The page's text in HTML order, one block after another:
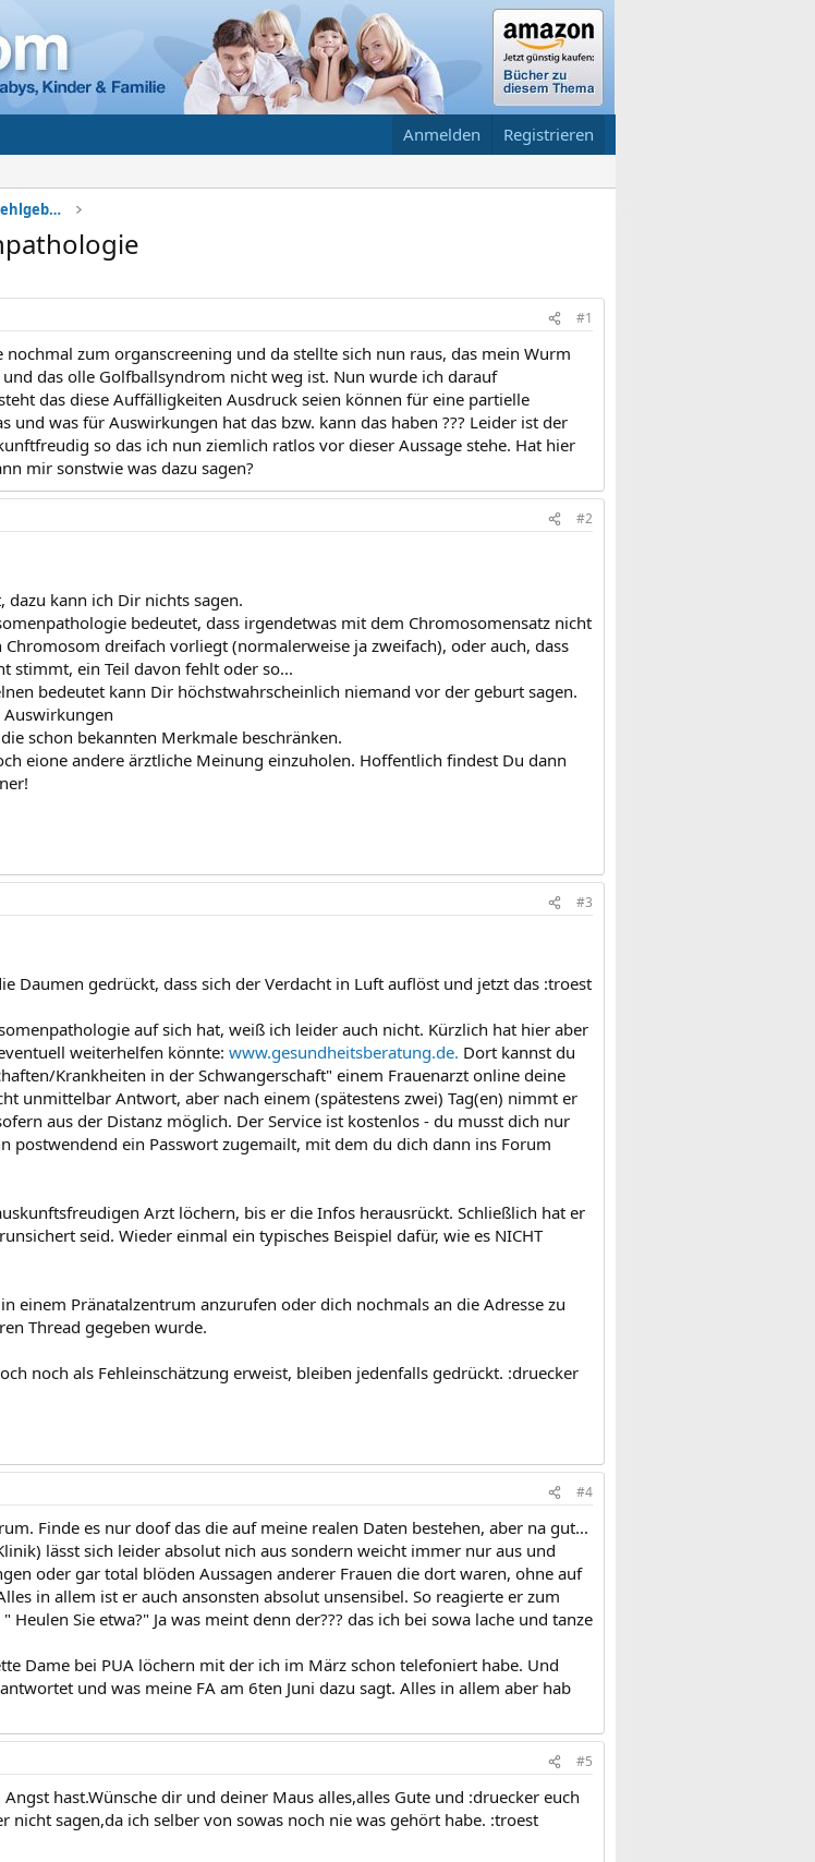
Anmelden Registrieren
Komplikationen, Frühgeburt und Fehlgeburt
#1
zum organscreening und da stellte sich nun raus, das mein Wurm
das olle Golfballsyndrom nicht weg ist. Nun wurde ich darauf
das diese Auffälligkeiten Ausdruck seien können für eine partielle
und was für Auswirkungen hat das bzw. kann das haben ??? Leider ist der
so das ich nun ziemlich ratlos vor dieser Aussage stehe. Hat hier
mir sonstwie was dazu sagen?
#2
kann ich Dir nichts sagen.
bedeutet, dass irgendetwas mit dem Chromosomensatz nicht
dreifach vorliegt (normalerweise ja zweifach), oder auch, dass
stimmt, ein Teil davon fehlt oder so...
bedeutet kann Dir höchstwahrscheinlich niemand vor der geburt sagen.
Auswirkungen
schon bekannten Merkmale beschränken.
eione andere ärztliche Meinung einzuholen. Hoffentlich findest Du dann
#3
Daumen gedrückt, dass sich der Verdacht in Luft auflöst und jetzt das :troest
auf sich hat, weiß ich leider auch nicht. Kürzlich hat hier aber
weiterhelfen könnte: www.gesundheitsberatung.de. Dort kannst du
Krankheiten in der Schwangerschaft" einem Frauenarzt online deine
unmittelbar Antwort, aber nach einem (spätestens zwei) Tag(en) nimmt er
aus der Distanz möglich. Der Service ist kostenlos - du musst dich nur
postwendend ein Passwort zugemailt, mit dem du dich dann ins Forum
Arzt löchern, bis er die Infos herausrückt. Schließlich hat er
seid. Wieder einmal ein typisches Beispiel dafür, wie es NICHT
einem Pränatalzentrum anzurufen oder dich nochmals an die Adresse zu
Thread gegeben wurde.
noch als Fehleinschätzung erweist, bleiben jedenfalls gedrückt. :druecker
#4
Finde es nur doof das die auf meine realen Daten bestehen, aber na gut...
lässt sich leider absolut nich aus sondern weicht immer nur aus und
oder gar total blöden Aussagen anderer Frauen die dort waren, ohne auf
in allem ist er auch ansonsten absolut unsensibel. So reagierte er zum
Sie etwa?" Ja was meint denn der??? das ich bei sowa lache und tanze
Dame bei PUA löchern mit der ich im März schon telefoniert habe. Und
und was meine FA am 6ten Juni dazu sagt. Alles in allem aber hab
#5
hast.Wünsche dir und deiner Maus alles,alles Gute und :druecker euch
nicht sagen,da ich selber von sowas noch nie was gehört habe. :troest